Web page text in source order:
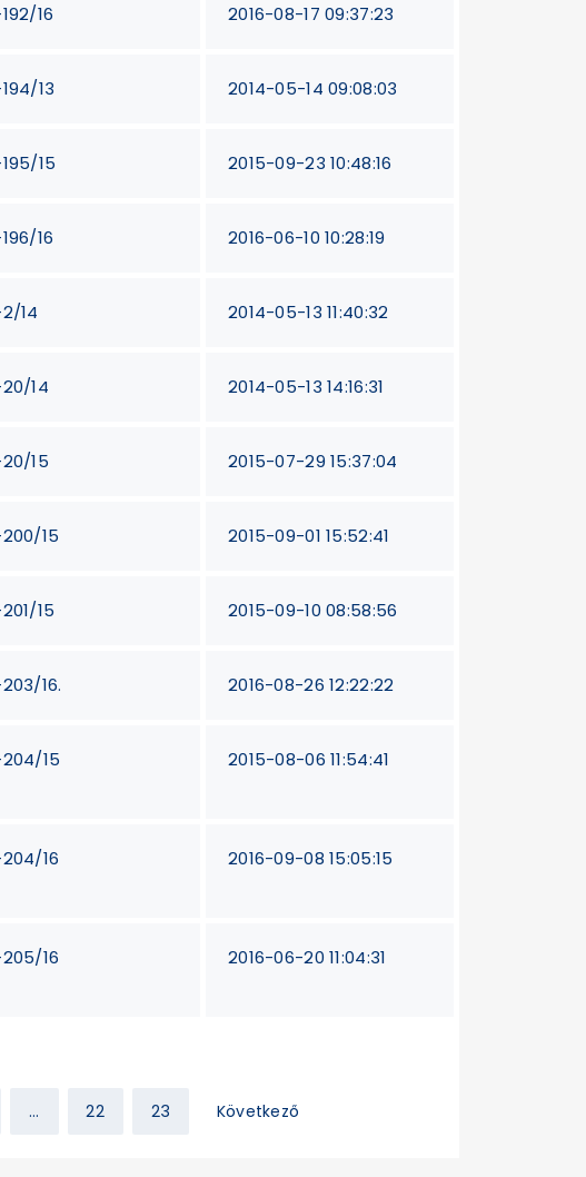
16 2016-08-17 09:37:23
13 2014-05-14 09:08:03
15 2015-09-23 10:48:16
16 2016-06-10 10:28:19
14 2014-05-13 11:40:32
14 2014-05-13 14:16:31
15 2015-07-29 15:37:04
15 2015-09-01 15:52:41
15 2015-09-10 08:58:56
16. 2016-08-26 12:22:22
15 2015-08-06 11:54:41
16 2016-09-08 15:05:15
16 2016-06-20 11:04:31
... 22 23 Következő